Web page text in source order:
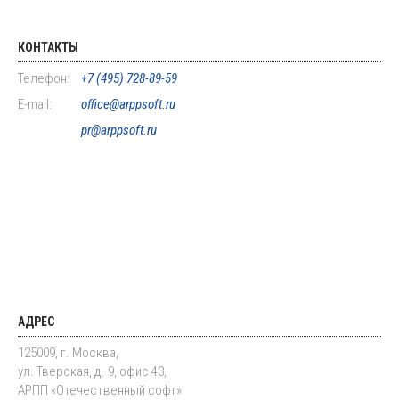
КОНТАКТЫ
Телефон:
+7 (495) 728-89-59
E-mail:
office@arppsoft.ru
pr@arppsoft.ru
АДРЕС
125009, г. Москва,
ул. Тверская, д. 9, офис 43,
АРПП «Отечественный софт»